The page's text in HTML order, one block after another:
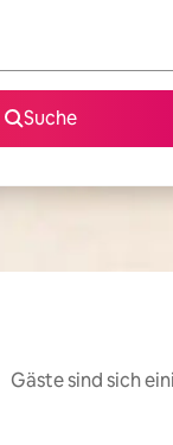
Suche
Gäste sind sich